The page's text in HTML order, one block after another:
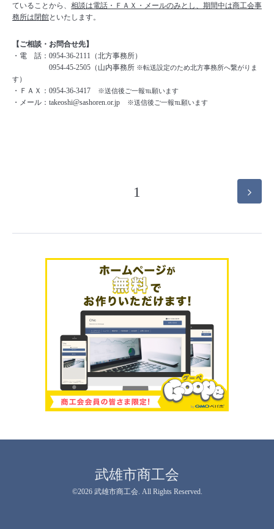
ていることから、 相談は電話・ＦＡＸ・メールのみとし、期間中は商工会事
務所は閉館といたします。
【ご相談・お問合せ先】
・電 話：0954-36-2111（北方事務所）
0954-45-2505（山内事務所 ※転送設定のため北方事務所へ繋がりま
す）
・ＦＡＸ：0954-36-3417
※送信後ご一報℡願います
・メール： takeoshi@sashoren.or.jp ※送信後ご一報℡願います
1
武雄市商工会
©2026 武雄市商工会. All Rights Reserved.